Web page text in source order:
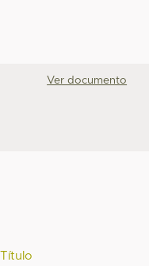
Ver documento
Título